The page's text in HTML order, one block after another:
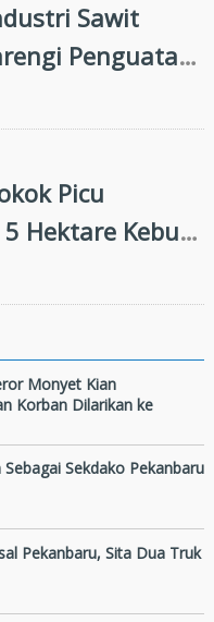
Sawit
Penguatan
hingga Hilir
Picu
Hektare Kebun
Monyet Kian
Korban Dilarikan ke
Sekdako Pekanbaru
Pekanbaru, Sita Dua Truk